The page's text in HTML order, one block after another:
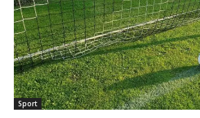
Sport